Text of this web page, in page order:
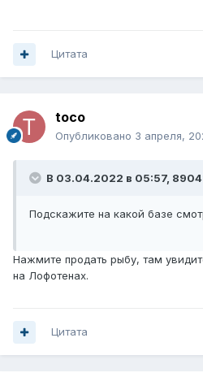
Цитата
toco
Опубликовано 3 апреля,
В 03.04.2022 в 05:57,
Подскажите на какой базе
Нажмите продать рыбу, там
на Лофотенах.
Цитата